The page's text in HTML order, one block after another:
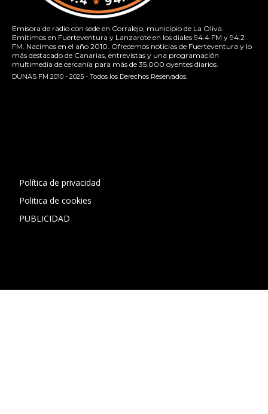
Emisora de radio con sede en Corralejo, municipio de La Oliva.
Emitimos en Fuerteventura y Lanzarote en los diales 94.4 FM y 94.2
FM. Nacimos en el año 2010. Ofrecemos noticias de Fuerteventura y lo
más destacado de Canarias, entrevistas y una programación
multimedia de cercanía para más de 35.000 oyentes diarios.
DUNAS FM 2010 - 2025 - Todos los Derechos Reservados.
Política de privacidad
Politica de cookies
PUBLICIDAD